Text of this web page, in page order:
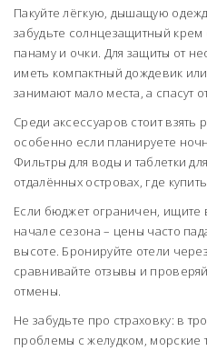
Пакуйте лёгкую, дышащую
забудьте солнцезащитный
панаму и очки. Для защиты от
иметь компактный дождевик
занимают мало места, а спасут
Среди аксессуаров стоит взять
особенно если планируете
Фильтры для воды и таблетки
отдалённых островах, где
Если бюджет ограничен, ищите
начале сезона – цены часто
высоте. Бронируйте отели
сравнивайте отзывы и
отмены.
Не забудьте про страховку: в
проблемы с желудком, морские